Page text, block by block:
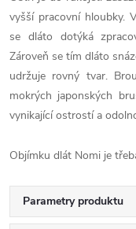
vyšší pracovní hloubky.
se dláto dotýká
Zároveň se tím dláto
udržuje rovný tvar.
mokrých japonských
vynikající ostrostí a
Objímku dlát Nomi je
Parametry produktu